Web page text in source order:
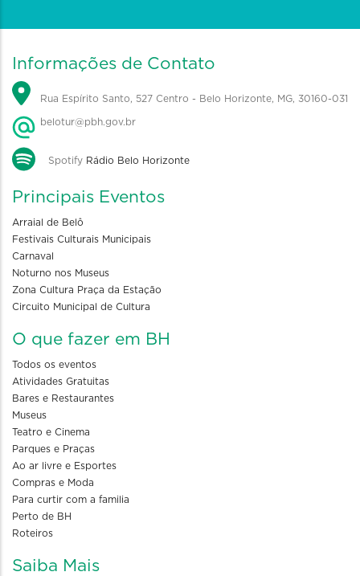
Informações de Contato
Rua Espírito Santo, 527 Centro - Belo Horizonte, MG, 30160-031
belotur@pbh.gov.br
Spotify Rádio Belo Horizonte
Principais Eventos
Arraial de Belô
Festivais Culturais Municipais
Carnaval
Noturno nos Museus
Zona Cultura Praça da Estação
Circuito Municipal de Cultura
O que fazer em BH
Todos os eventos
Atividades Gratuitas
Bares e Restaurantes
Museus
Teatro e Cinema
Parques e Praças
Ao ar livre e Esportes
Compras e Moda
Para curtir com a familia
Perto de BH
Roteiros
Saiba Mais